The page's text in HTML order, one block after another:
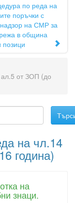
по реда на
поръчки с
на СМР за
в община
позици
от ЗОП (до
на чл.14
година)
на
знаци.